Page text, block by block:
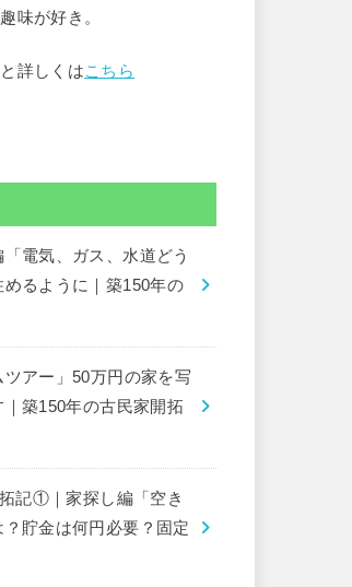
味が好き。
詳しくはこちら
電気、ガス、水道どう
るように｜築150年の
ツアー」50万円の家を写
築150年の古民家開拓
記①｜家探し編「空き
貯金は何円必要？固定